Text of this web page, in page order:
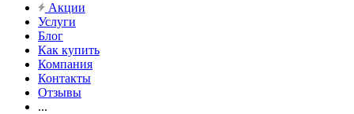
Акции
Услуги
Блог
Как купить
Компания
Контакты
Отзывы
...